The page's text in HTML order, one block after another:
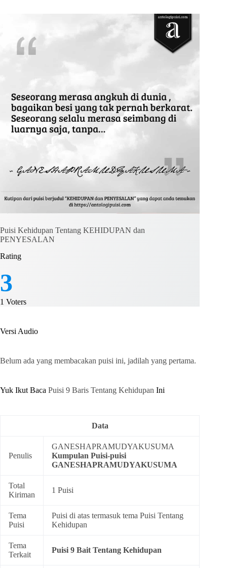
Puisi Kehidupan Tentang KEHIDUPAN dan
PENYESALAN
Rating
3
1 Voters
Versi Audio
Belum ada yang membacakan puisi ini, jadilah yang pertama.
Yuk Ikut Baca Puisi 9 Baris Tentang Kehidupan Ini
Data
Penulis
GANESHAPRAMUDYAKUSUMA
Kumpulan Puisi-puisi
GANESHAPRAMUDYAKUSUMA
Total
Kiriman
1 Puisi
Tema
Puisi
Puisi di atas termasuk tema Puisi Tentang
Kehidupan
Tema
Terkait
Puisi 9 Bait Tentang Kehidupan